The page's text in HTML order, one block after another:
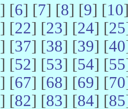
] [6] [7] [8] [9] [10
] [22] [23] [24] [25
] [37] [38] [39] [40
] [52] [53] [54] [55
] [67] [68] [69] [70
] [82] [83] [84] [85